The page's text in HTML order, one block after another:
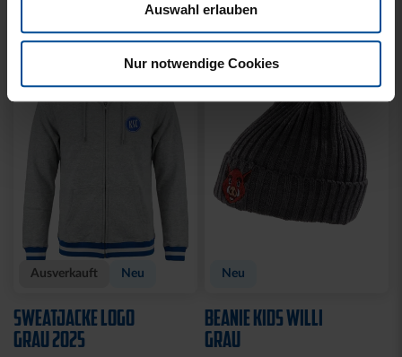
Auswahl erlauben
Nur notwendige Cookies
30 Tage Bestpreis: 35,00 €
Ausverkauft Neu
SWEATJACKE LOGO
GRAU 2025
Neu
BEANIE KIDS WILLI
GRAU